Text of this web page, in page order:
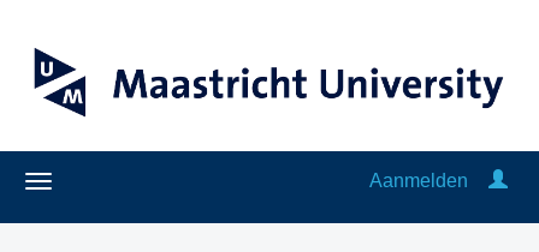
Aanmelden